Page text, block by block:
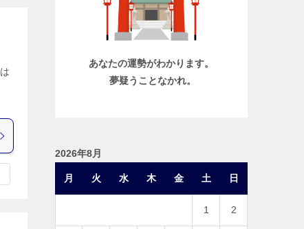
あなたの運勢がわかります。
夢疑うことなかれ。
2026年8月
月 火 水 木 金 土 日
1 2